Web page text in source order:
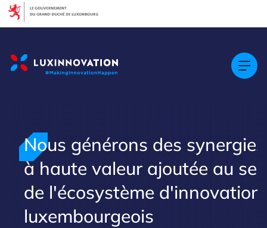
Nous générons des synergies
à haute valeur ajoutée au
de l'écosystème d'innovation
luxembourgeois
Cookies management panel